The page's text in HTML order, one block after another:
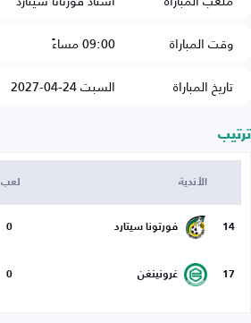
وقت المباراة
09:00 مساءً
تاريخ المباراة
السبت 24-04-2027
ترتيب
الأندية لعب
14 فورتونا سيتارد 0
17 غرونينغن 0